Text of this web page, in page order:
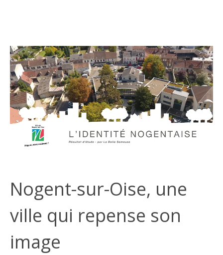
Nogent-sur-Oise, une
ville qui repense son
image